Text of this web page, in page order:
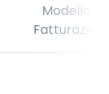
Modello di